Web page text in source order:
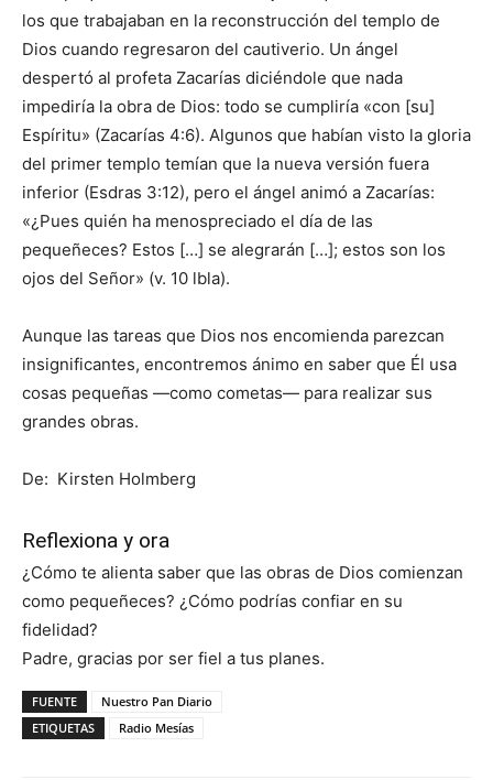
los que trabajaban en la reconstrucción del templo de
Dios cuando regresaron del cautiverio. Un ángel
despertó al profeta Zacarías diciéndole que nada
impediría la obra de Dios: todo se cumpliría «con [su]
Espíritu» (Zacarías 4:6). Algunos que habían visto la gloria
del primer templo temían que la nueva versión fuera
inferior (Esdras 3:12), pero el ángel animó a Zacarías:
«¿Pues quién ha menospreciado el día de las
pequeñeces? Estos […] se alegrarán […]; estos son los
ojos del Señor» (v. 10 lbla).
Aunque las tareas que Dios nos encomienda parezcan
insignificantes, encontremos ánimo en saber que Él usa
cosas pequeñas —como cometas— para realizar sus
grandes obras.
De: Kirsten Holmberg
Reflexiona y ora
¿Cómo te alienta saber que las obras de Dios comienzan
como pequeñeces? ¿Cómo podrías confiar en su
fidelidad?
Padre, gracias por ser fiel a tus planes.
FUENTE
Nuestro Pan Diario
ETIQUETAS
Radio Mesías